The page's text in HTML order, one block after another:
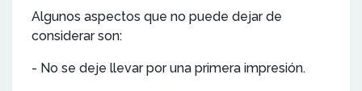
Algunos aspectos que no puede dejar de
considerar son:
- No se deje llevar por una primera impresión.